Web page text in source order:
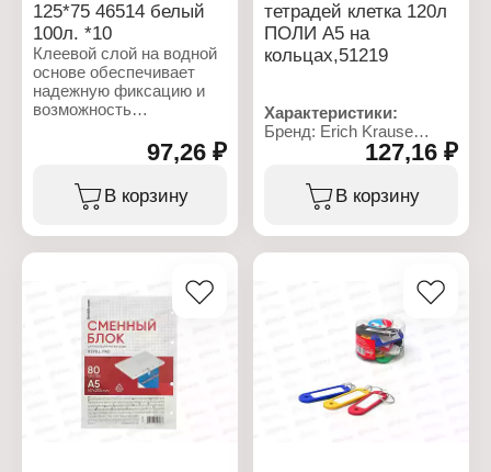
125*75 46514 белый
100л. *10
Клеевой слой на водной
основе обеспечивает
надежную фиксацию и
возможность
переклеивания, не
оставляя следов.
Характеристики:
Артикул: 46514
Тип товара: Блок для
записей
Особенность: с клеевым
Цвет: белый
Размер: 75х125 мм
Количество листов: 100
Форма: прямоугольный
97,26 ₽
В корзину
тетрадей клетка 120л
ПОЛИ А5 на
кольцах,51219
Характеристики:
Бренд: Erich Krause
Артикул: 51219
сменный для тетрадей
Количество листов: 120
подходит для тетрадей
127,16 ₽
В корзину